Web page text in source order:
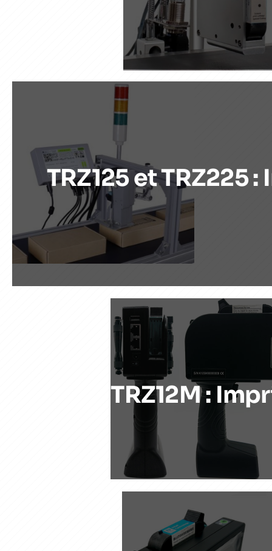
TRZ125 et TRZ225
TRZ12M :